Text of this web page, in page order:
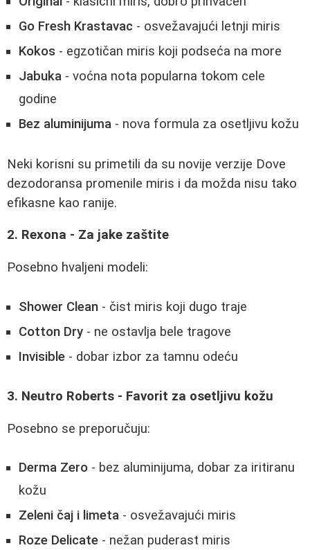
Go Fresh Krastavac - osvežavajući letnji miris
Kokos - egzotičan miris koji podseća na more
Jabuka - voćna nota popularna tokom cele
godine
Bez aluminijuma - nova formula za osetljivu kožu
Neki korisni su primetili da su novije verzije Dove
dezodoransa promenile miris i da možda nisu tako
efikasne kao ranije.
2. Rexona - Za jake zaštite
Posebno hvaljeni modeli:
Shower Clean - čist miris koji dugo traje
Cotton Dry - ne ostavlja bele tragove
Invisible - dobar izbor za tamnu odeću
3. Neutro Roberts - Favorit za osetljivu kožu
Posebno se preporučuju:
Derma Zero - bez aluminijuma, dobar za iritiranu
kožu
Zeleni čaj i limeta - osvežavajući miris
Roze Delicate - nežan puderast miris